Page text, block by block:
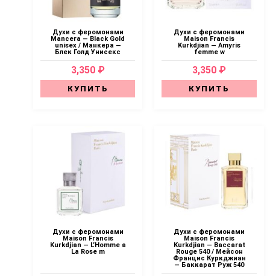
Духи с феромонами
Mancera — Black Gold
unisex / Манкера —
Блек Голд Унисекс
3,350 ₽
КУПИТЬ
Духи с феромонами
Maison Francis
Kurkdjian — Amyris
femme w
3,350 ₽
КУПИТЬ
Духи с феромонами
Maison Francis
Kurkdjian — L’Homme a
La Rose m
Духи с феромонами
Maison Francis
Kurkdjian — Baccarat
Rouge 540 / Мейсон
Францис Куркджиан
— Баккарат Руж 540